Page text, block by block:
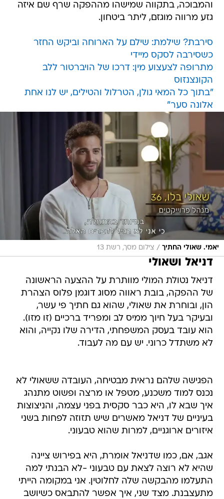
והמבוכה, בתקווה שמישהו מההפקה שרף שם איזה
גזע מרווה מוגזם, ליתר ביטחון.
סירבת? שילמת: שילם על הארוחה וביקש החזר
כשסירבה לסקס מיידי
מתרופה לצעצוע מין: דרכו של הויברטור ללב
הקונצנזוס
"בתוך כל המאי גולן, הטרלול והטילים, יש לנו אחת
אלונה סער"
יאמי. שאולי החתיך / צילום מסך, רשת 13
דניאל ושאולי
דניאל נטולת המולי מוותרת על ההצעה הראשונה
של ההפקה, בובת ראווה מסוג דוגמן פלוס הצהרת
הון, ובוחרת את שאולי, שהוא גם חתיך פי עשר,
ובעיקר בעל חיוך ממיס לב ומפריד ברכיים (זו מזו).
הוא עובד בעסק המשפחתי, הדירה שלו נקייה, והוא
לא משתדל כרוני. יש עם מה לעבוד.
הפגישה שלהם נראית מבטיחה, העובדה ששאולי לא
נכנס למוד משכנע, מטפל או מרצה ופשוט מתנהג
איך שבא לו, היא כבר סקסית בפני עצמה, והניצוצות
בעיניים של דניאל מאשרים שיש תזוזה לפחות בשני
איזורים ארוגניים, למרות שהוא טבעוני.
אגב, אם, כמו שדניאל אומרת, היא בפירוש ציינה
שהיא לא רוצה לצאת עם טבעוני -לא הבנתי למה
התעלמו מהבקשה שלה לחלוטין. אני במקומה הייתי
מתעצבנת. מצד שני, איך אפשר להתבאס כשיושב